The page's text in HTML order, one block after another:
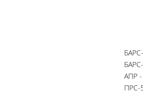
АПР
ПРС-